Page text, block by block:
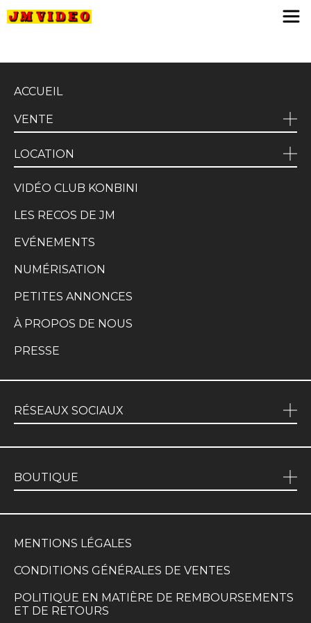
ACCUEIL
VENTE
LOCATION
VIDÉO CLUB KONBINI
LES RECOS DE JM
EVÉNEMENTS
NUMÉRISATION
PETITES ANNONCES
À PROPOS DE NOUS
PRESSE
RÉSEAUX SOCIAUX
BOUTIQUE
MENTIONS LÉGALES
CONDITIONS GÉNÉRALES DE VENTES
POLITIQUE EN MATIÈRE DE REMBOURSEMENTS
ET DE RETOURS